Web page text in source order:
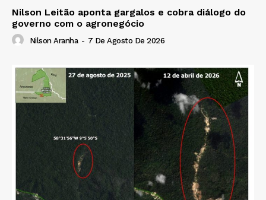
Nilson Leitão aponta gargalos e cobra diálogo do
governo com o agronegócio
Nilson Aranha - 7 De Agosto De 2026